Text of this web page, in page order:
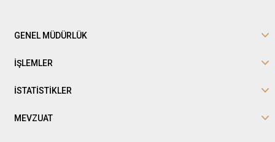
GENEL MÜDÜRLÜK
İŞLEMLER
İSTATİSTİKLER
MEVZUAT